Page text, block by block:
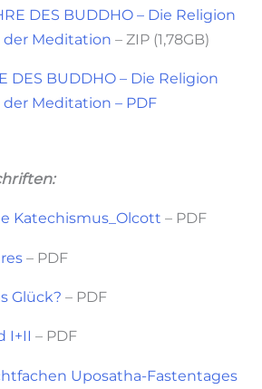
DES BUDDHO – Die Religion
Meditation – ZIP (1,78GB)
DES BUDDHO – Die Religion
Meditation – PDF
Katechismus_Olcott – PDF
– PDF
Glück? – PDF
I+II – PDF
Uposatha-Fastentages